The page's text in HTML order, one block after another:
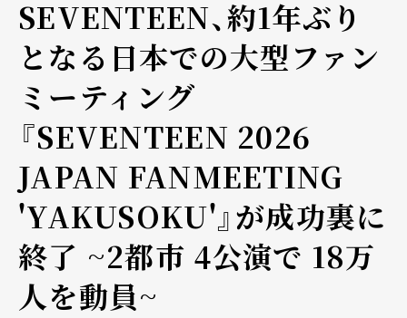
SEVENTEEN、約1年ぶり
となる日本での大型ファン
ミーティング
『SEVENTEEN 2026
JAPAN FANMEETING
'YAKUSOKU'』が成功裏に
終了 ~2都市 4公演で 18万
人を動員~